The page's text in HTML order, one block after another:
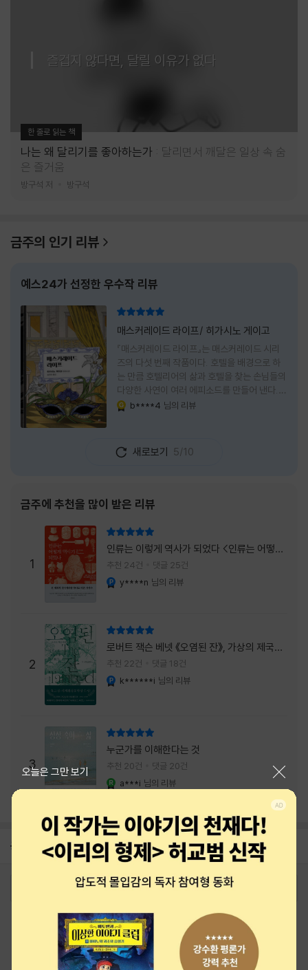
즐겁지 않다면, 달릴 이유가 없다
한 줄로 읽는 책
나는 왜 달리기를 좋아하는가
달리면서 깨달은 일상 속 숨
은 즐거움
방구석 저 방구석
금주의 인기 리뷰
예스24가 선정한 우수작 리뷰
매스커레이드 라이프/ 히가시노 게이고
『매스커레이드 라이프』는 매스커레이드 시리
즈의 다섯 번째 작품이다. 호텔을 배경으로 하
는 만큼 호텔리어의 삶과 호텔을 찾는 손님들의
다양한 사연이 여러 에피소드를 만들어 낸다.
주인공은 호텔리어로서의 완벽함을 꿈꾸는 야
는 과정에서 나오미가 다치게 되자, 고스케는
모든 책임을 지고 형사직에서 물러난다. 하지만
을 받게 된다. 그렇게 끝난 4권 이후, 나는 5권
이 출간되기만을 기다렸다. 형사가 아닌 호텔리
어가 된 닛타 고스케의 모습이 무척 궁금했기
때문이다. 그동안 호텔에서 잠복 수사를 하며
어설픈 호텔리어의 가면을 쓰고 있었다면, 이제
는 가면
b****4 님의 리뷰
새로보기 5/10
금주에 추천을 많이 받은 리뷰
1
인류는 이렇게 역사가 되었다 <인류는 어떻게
역사가 되었나>
추천 24건 댓글 25건
y****n 님의 리뷰
2
로버트 잭슨 베넷 《오염된 잔》, 가상의 제국이
주는 실감과 미스터리 사건의 치밀함이 이루어
내는 최상의 시너지...
추천 22건 댓글 18건
k******i 님의 리뷰
3
누군가를 이해한다는 것
추천 20건 댓글 20건
a***i 님의 리뷰
공지 26년 NBCI 수상 안내
2026-08-01
오늘은 그만 보기
최근 본 상품 주문/배송
고객센터 1544-3800 티켓 1544-6399
중고샵 1566-4295
eBook 1:1문의/채팅상담
예스이십사(주) 사업자 정보